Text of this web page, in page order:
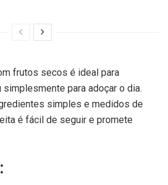
frutos secos é ideal para
para adoçar o dia.
simples e medidos de
é fácil de seguir e promete